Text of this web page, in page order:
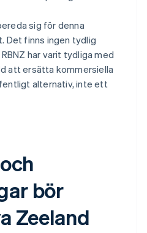
sig för denna
Det finns ingen tydlig
har varit tydliga med
att ersätta kommersiella
alternativ, inte ett
bör
Zeeland